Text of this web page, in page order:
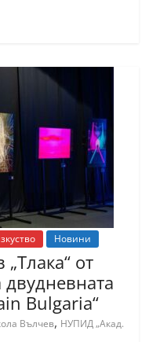
Новини
от
Bulgaria“
Вълчев, НУПИД „Акад.